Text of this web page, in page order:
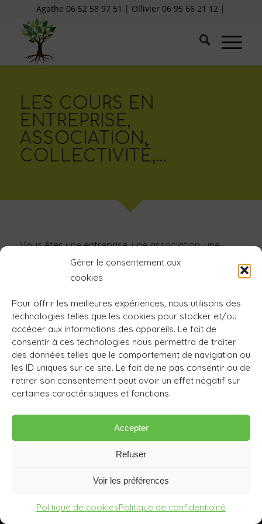
Gérer le consentement aux
cookies
Pour offrir les meilleures expériences, nous utilisons des
technologies telles que les cookies pour stocker et/ou
accéder aux informations des appareils. Le fait de
consentir à ces technologies nous permettra de traiter
des données telles que le comportement de navigation ou
les ID uniques sur ce site. Le fait de ne pas consentir ou de
retirer son consentement peut avoir un effet négatif sur
certaines caractéristiques et fonctions.
Accepter
Refuser
Voir les préférences
Politique de cookiesPolitique de confidentialité
Agathe 06 52 58 97 51 | Ollivier 06 95 66 21 12 |
LES COURS EN
ENTREPRISE,
ASSOCIATION,
COLLECTIVITÉ,…
Vous êtes une entreprise, une association, une
collectivité,…et vous souhaitez proposer des cours
de yoga à vos salariés, adhérents, membres,
rencontrer afin de vous proposer des cours
adapté à votre public et votre structure, à l’année
mais aussi ponctuellement sous forme d’atelier.
Nous consulter pour les tarifs.